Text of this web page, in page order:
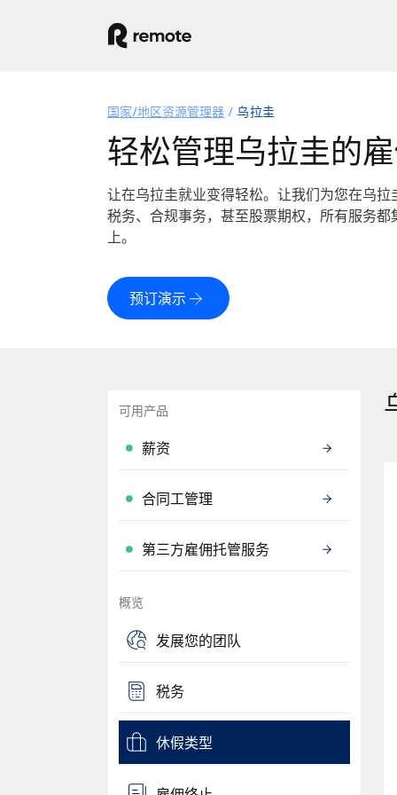
国家/地区资源管理器 乌拉圭
轻松管理乌拉圭的
让在乌拉圭就业变得轻松。让我们为您在乌
税务、合规事务，甚至股票期权，所有服务
上。
预订演示
可用产品
薪资
合同工管理
第三方雇佣托管服务
概览
发展您的团队
税务
休假类型